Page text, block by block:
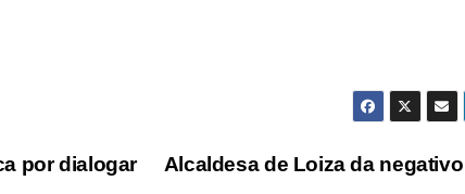
Alcaldesa de Loiza da
por dialogar